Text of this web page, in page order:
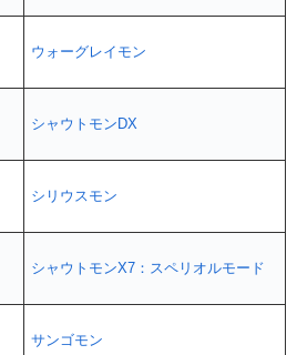
ウォーグレイモン
シャウトモンDX
シリウスモン
シャウトモンX7：スペリオルモード
サンゴモン